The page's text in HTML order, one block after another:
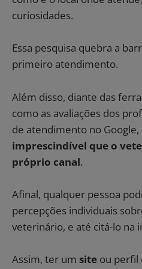
curiosidades.
Essa pesquisa quebra a
primeiro atendimento.
Além disso, diante das
como as avaliações dos
de atendimento no
imprescindível que o
próprio canal.
Afinal, qualquer pessoa
percepções individuais
veterinário, e até citá-lo na
Assim, ter um site ou perfil